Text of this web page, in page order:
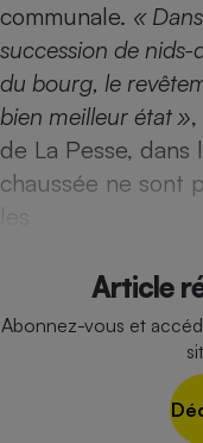
communale. «
succession de
du bourg, le
bien meilleur état »
de La Pesse,
chaussée ne sont
les
Article
Abonnez-vous et